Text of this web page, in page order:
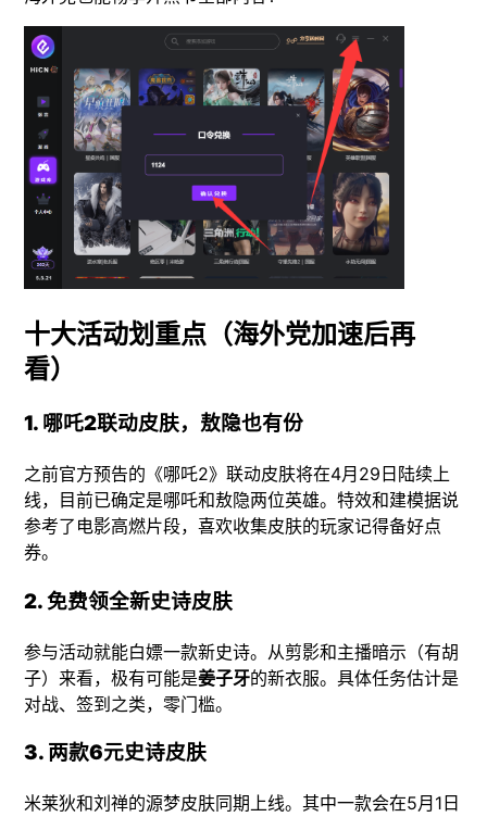
十大活动划重点（海外党加速后再
看）
1. 哪吒2联动皮肤，敖隐也有份
之前官方预告的《哪吒2》联动皮肤将在4月29日陆续上
线，目前已确定是哪吒和敖隐两位英雄。特效和建模据说
参考了电影高燃片段，喜欢收集皮肤的玩家记得备好点
券。
2. 免费领全新史诗皮肤
参与活动就能白嫖一款新史诗。从剪影和主播暗示（有胡
子）来看，极有可能是姜子牙的新衣服。具体任务估计是
对战、签到之类，零门槛。
3. 两款6元史诗皮肤
米莱狄和刘禅的源梦皮肤同期上线。其中一款会在5月1日